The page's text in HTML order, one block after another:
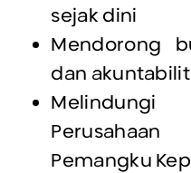
sejak dini
Mendorong
dan
Pemangku